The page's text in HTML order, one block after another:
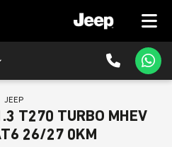
JEEP
T270 TURBO MHEV
26/27 0KM